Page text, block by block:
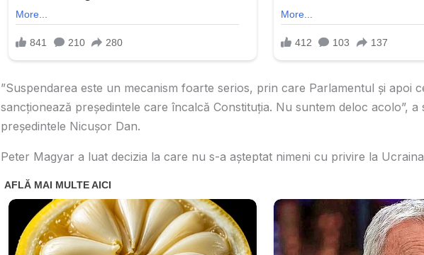
”Suspendarea este un mecanism foarte serios, prin care Parlamentul şi apoi
sancţionează preşedintele care încalcă Constituţia. Nu suntem deloc acolo”, a
preşedintele Nicuşor Dan.
Peter Magyar a luat decizia la care nu s-a așteptat nimeni cu privire la Ucraina